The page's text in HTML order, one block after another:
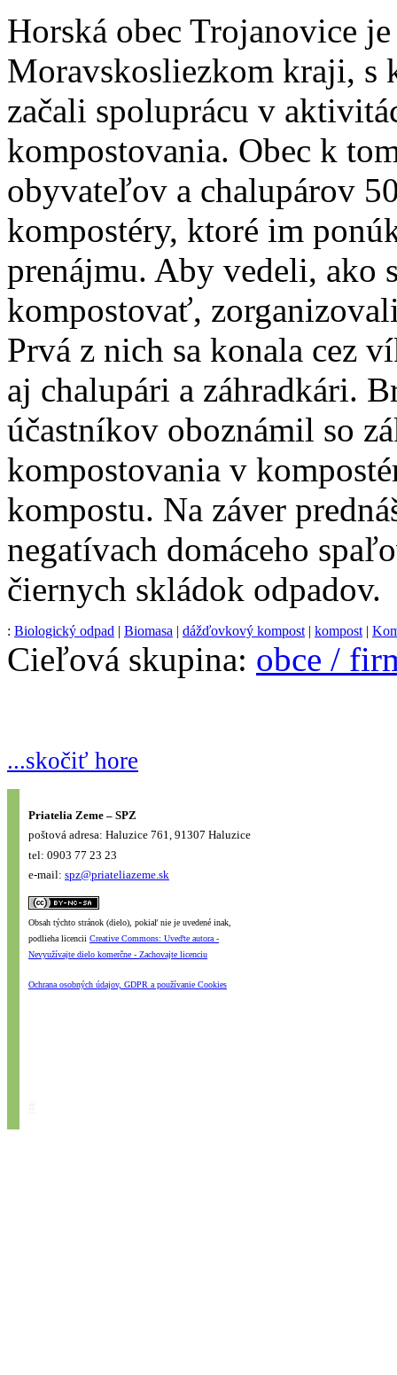
Horská obec Trojanovice
Moravskosliezkom kraji, s
začali spoluprácu v
kompostovania. Obec k
obyvateľov a chalupárov
kompostéry, ktoré im
prenájmu. Aby vedeli, ako
kompostovať,
Prvá z nich sa konala cez
aj chalupári a záhradkári.
účastníkov oboznámil so
kompostovania v
kompostu. Na záver
negatívach domáceho
čiernych skládok odpadov.
: Biologický odpad | Biomasa | dážďovkový kompost | kompost |
Cieľová skupina: obce /
...skočiť hore
Priatelia Zeme – SPZ
poštová adresa: Haluzice 761, 91307 Haluzice
tel: 0903 77 23 23
e-mail: spz@priateliazeme.sk
Obsah týchto stránok (dielo), pokiaľ nie je uvedené inak,
podlieha licencii Creative Commons: Uveďte autora -
Nevyužívajte dielo komerčne - Zachovajte licenciu
Ochrana osobných údajov, GDPR a používanie Cookies